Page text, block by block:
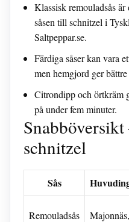
Klassisk remouladsås
såsen till schnitzel i
Saltpeppar.se.
Färdiga såser kan vara
men hemgjord ger
Citrondipp och örtkräm
på under fem minuter.
schnitzel
Sås
Remouladsås